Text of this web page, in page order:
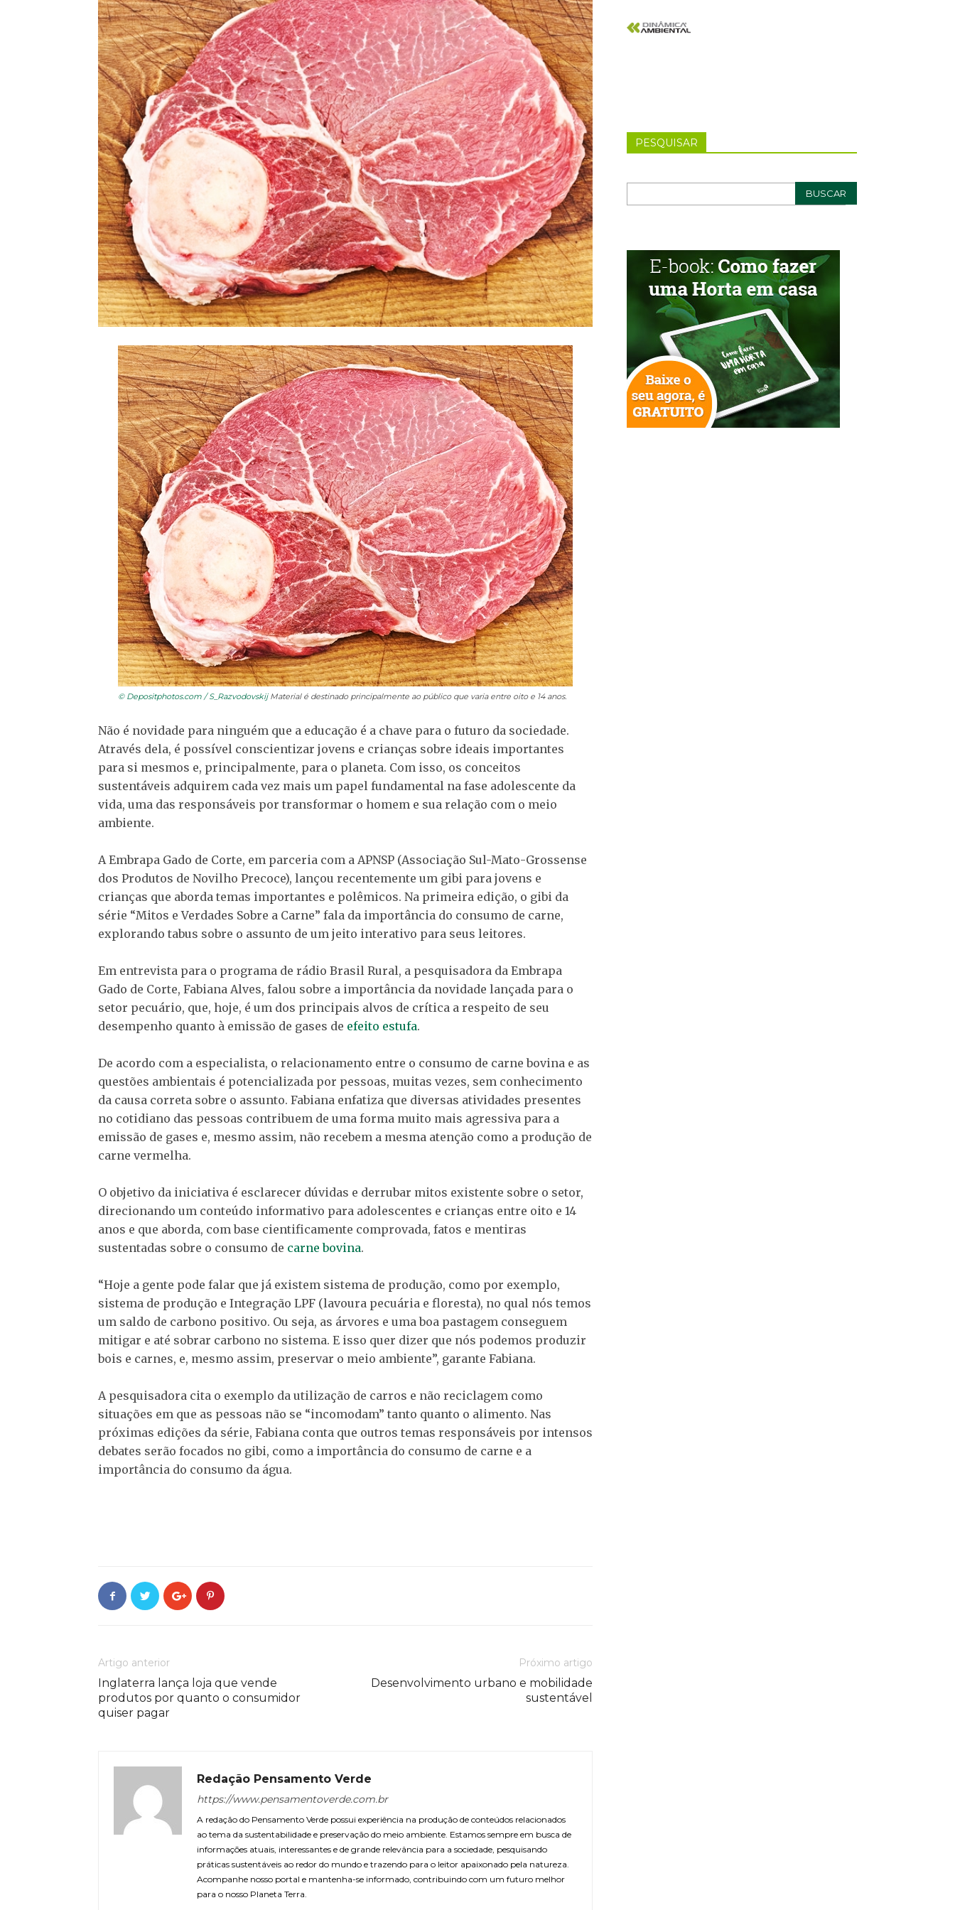
© Depositphotos.com / S_RazvodovskijMaterial é destinado principalmente ao público que varia entre oito e 14 anos.
Não é novidade para ninguém que a educação é a chave para o futuro da sociedade.
Através dela, é possível conscientizar jovens e crianças sobre ideais importantes
para si mesmos e, principalmente, para o planeta. Com isso, os conceitos
sustentáveis adquirem cada vez mais um papel fundamental na fase adolescente da
vida, uma das responsáveis por transformar o homem e sua relação com o meio
ambiente.
A Embrapa Gado de Corte, em parceria com a APNSP (Associação Sul-Mato-Grossense
dos Produtos de Novilho Precoce), lançou recentemente um gibi para jovens e
crianças que aborda temas importantes e polêmicos. Na primeira edição, o gibi da
série “Mitos e Verdades Sobre a Carne” fala da importância do consumo de carne,
explorando tabus sobre o assunto de um jeito interativo para seus leitores.
Em entrevista para o programa de rádio Brasil Rural, a pesquisadora da Embrapa
Gado de Corte, Fabiana Alves, falou sobre a importância da novidade lançada para o
setor pecuário, que, hoje, é um dos principais alvos de crítica a respeito de seu
desempenho quanto à emissão de gases de efeito estufa.
De acordo com a especialista, o relacionamento entre o consumo de carne bovina e as
questões ambientais é potencializada por pessoas, muitas vezes, sem conhecimento
da causa correta sobre o assunto. Fabiana enfatiza que diversas atividades presentes
no cotidiano das pessoas contribuem de uma forma muito mais agressiva para a
emissão de gases e, mesmo assim, não recebem a mesma atenção como a produção de
carne vermelha.
O objetivo da iniciativa é esclarecer dúvidas e derrubar mitos existente sobre o setor,
direcionando um conteúdo informativo para adolescentes e crianças entre oito e 14
anos e que aborda, com base cientificamente comprovada, fatos e mentiras
sustentadas sobre o consumo de carne bovina.
“Hoje a gente pode falar que já existem sistema de produção, como por exemplo,
sistema de produção e Integração LPF (lavoura pecuária e floresta), no qual nós temos
um saldo de carbono positivo. Ou seja, as árvores e uma boa pastagem conseguem
mitigar e até sobrar carbono no sistema. E isso quer dizer que nós podemos produzir
bois e carnes, e, mesmo assim, preservar o meio ambiente”, garante Fabiana.
A pesquisadora cita o exemplo da utilização de carros e não reciclagem como
situações em que as pessoas não se “incomodam” tanto quanto o alimento. Nas
próximas edições da série, Fabiana conta que outros temas responsáveis por intensos
debates serão focados no gibi, como a importância do consumo de carne e a
importância do consumo da água.
Artigo anterior
Inglaterra lança loja que vende
produtos por quanto o consumidor
quiser pagar
Próximo artigo
Desenvolvimento urbano e mobilidade
sustentável
Redação Pensamento Verde
https://www.pensamentoverde.com.br
A redação do Pensamento Verde possui experiência na produção de conteúdos relacionados
ao tema da sustentabilidade e preservação do meio ambiente. Estamos sempre em busca de
informações atuais, interessantes e de grande relevância para a sociedade, pesquisando
práticas sustentáveis ao redor do mundo e trazendo para o leitor apaixonado pela natureza.
Acompanhe nosso portal e mantenha-se informado, contribuindo com um futuro melhor
para o nosso Planeta Terra.
PESQUISAR